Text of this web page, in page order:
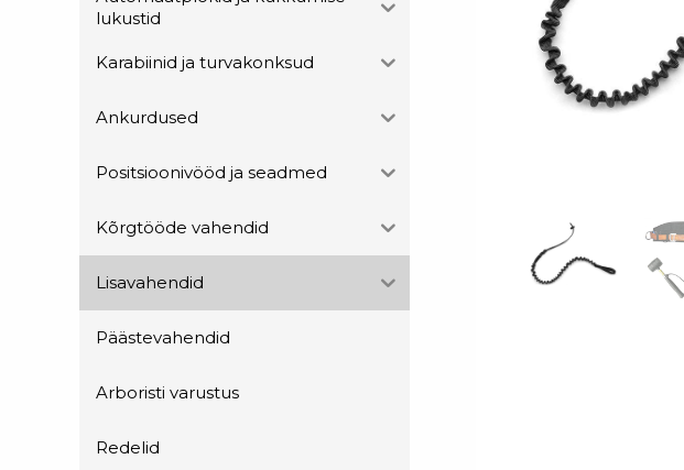
lukustid
Karabiinid ja turvakonksud
Ankurdused
Positsioonivööd ja seadmed
Kõrgtööde vahendid
Lisavahendid
Päästevahendid
Arboristi varustus
Redelid